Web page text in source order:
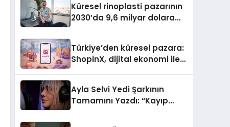
Küresel rinoplasti pazarının
2030’da 9,6 milyar dolara
Türkiye’den küresel pazara:
ShopinX, dijital ekonomi ile
Ayla Selvi Yedi Şarkının
Tamamını Yazdı: “Kayıp